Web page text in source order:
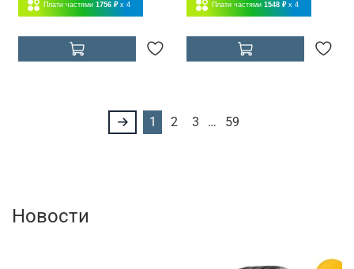
Плати частями 1756 ₽ x 4 Плати частями 1548 ₽ x 4
1 2 3 … 59
Новости